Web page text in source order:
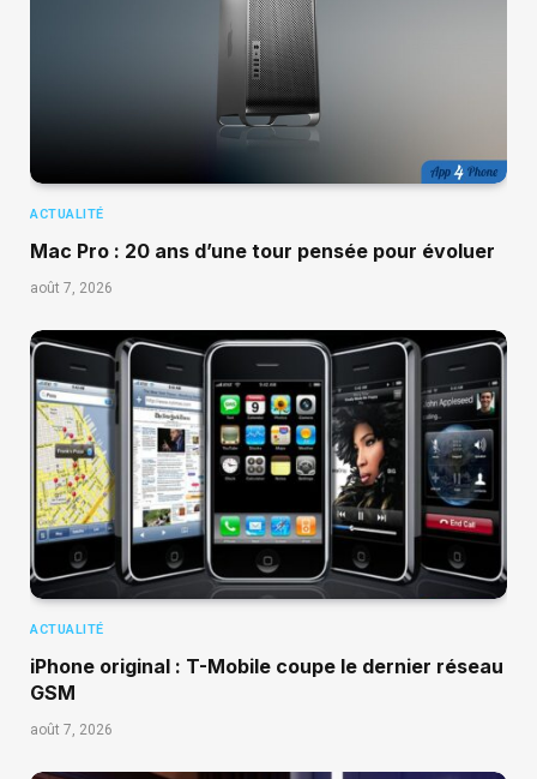
ACTUALITÉ
Mac Pro : 20 ans d’une tour pensée pour évoluer
août 7, 2026
ACTUALITÉ
iPhone original : T-Mobile coupe le dernier réseau
GSM
août 7, 2026